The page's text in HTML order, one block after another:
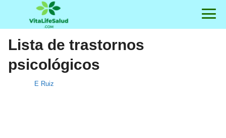
Lista de trastornos
psicológicos
E Ruiz